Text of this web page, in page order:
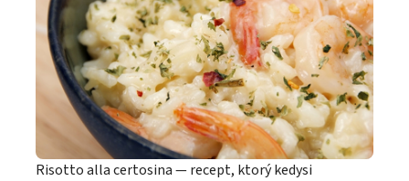
Risotto alla certosina — recept, ktorý kedysi